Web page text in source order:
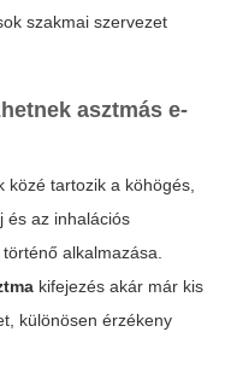
szakmai szervezet
asztmás e-
közé tartozik a köhögés,
és az inhalációs
alkalmazása.
kifejezés akár már kis
különösen érzékeny